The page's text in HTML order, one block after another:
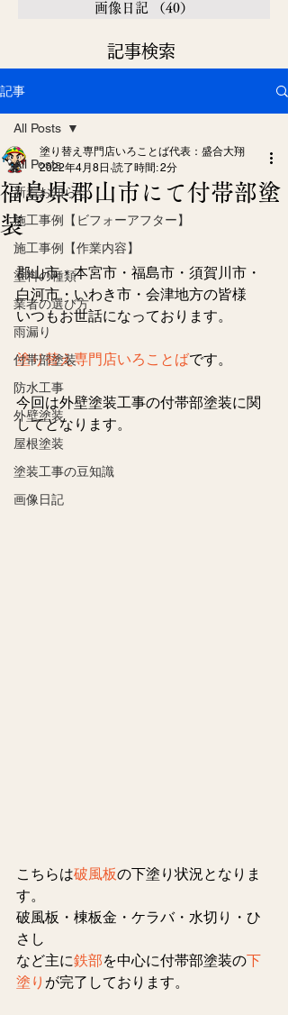
画像日記
（40）
​記事検索
記事
All Posts
新着お知らせ
施工事例【ビフォーアフター】
施工事例【作業内容】
塗料の種類
業者の選び方
雨漏り
付帯部塗装
防水工事
外壁塗装
屋根塗装
塗装工事の豆知識
画像日記
All Posts
福島県郡山市にて付帯部塗
装
塗り替え専門店いろことば代表：盛合大翔
2022年4月8日 読了時間: 2分
郡山市・本宮市・福島市・須賀川市・
白河市・いわき市・会津地方の皆様
いつもお世話になっております。
塗り替え専門店いろことばです。
今回は外壁塗装工事の付帯部塗装に関
してとなります。
こちらは破風板の下塗り状況となりま
す。
破風板・棟板金・ケラバ・水切り・ひ
さし
など主に鉄部を中心に付帯部塗装の下
塗り が完了しております。